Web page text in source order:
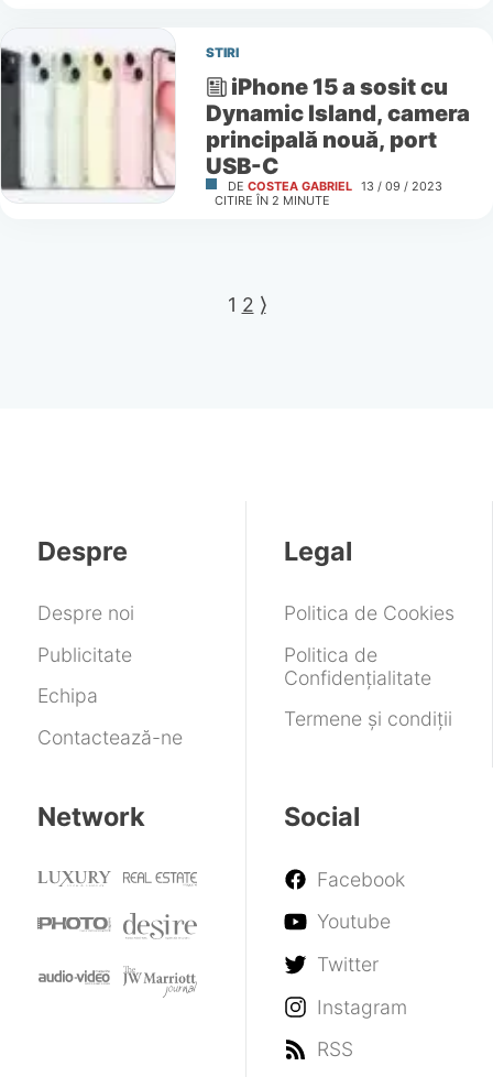
STIRI
iPhone 15 a sosit cu
Dynamic Island, camera
principală nouă, port
USB-C
DE COSTEA GABRIEL 13 / 09 / 2023
CITIRE ÎN 2 MINUTE
1 2 ⟩
Despre
Despre noi
Publicitate
Echipa
Contactează-ne
Legal
Politica de Cookies
Politica de
Confidențialitate
Termene și condiții
Network Social
Facebook
Youtube
Twitter
Instagram
RSS